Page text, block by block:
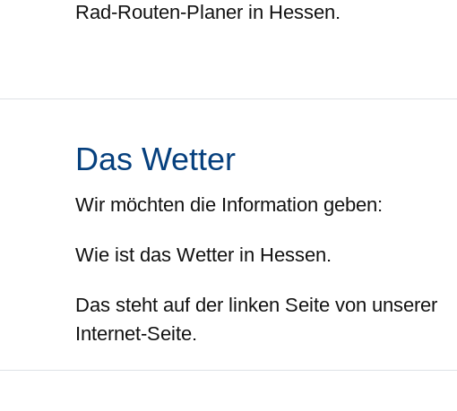
Rad-Routen-Planer in Hessen.
Das Wetter
Wir möchten die Information geben:
Wie ist das Wetter in Hessen.
Das steht auf der linken Seite von unserer
Internet-Seite.